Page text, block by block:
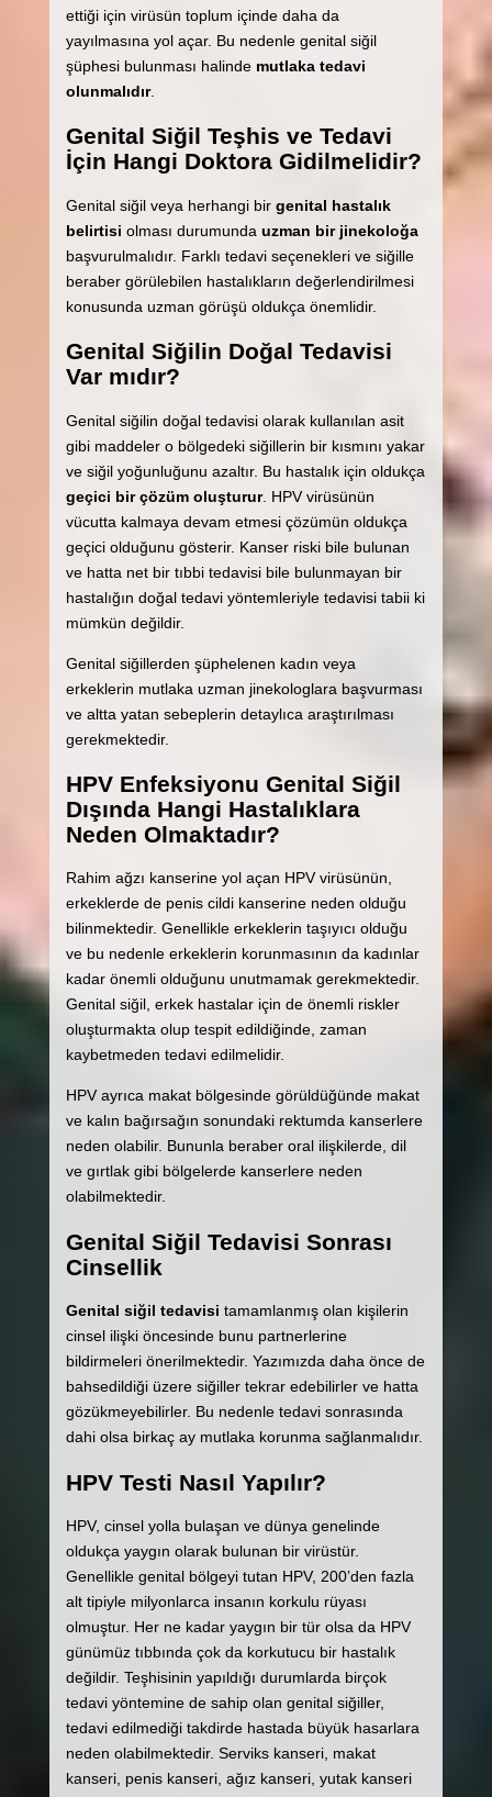
ettiği için virüsün toplum içinde daha da
yayılmasına yol açar. Bu nedenle genital siğil
şüphesi bulunması halinde mutlaka tedavi
olunmalıdır.
Genital Siğil Teşhis ve Tedavi
İçin Hangi Doktora Gidilmelidir?
Genital siğil veya herhangi bir genital hastalık
belirtisi olması durumunda uzman bir jinekoloğa
başvurulmalıdır. Farklı tedavi seçenekleri ve siğille
beraber görülebilen hastalıkların değerlendirilmesi
konusunda uzman görüşü oldukça önemlidir.
Genital Siğilin Doğal Tedavisi
Var mıdır?
Genital siğilin doğal tedavisi olarak kullanılan asit
gibi maddeler o bölgedeki siğillerin bir kısmını yakar
ve siğil yoğunluğunu azaltır. Bu hastalık için oldukça
geçici bir çözüm oluşturur. HPV virüsünün
vücutta kalmaya devam etmesi çözümün oldukça
geçici olduğunu gösterir. Kanser riski bile bulunan
ve hatta net bir tıbbi tedavisi bile bulunmayan bir
hastalığın doğal tedavi yöntemleriyle tedavisi tabii ki
mümkün değildir.
Genital siğillerden şüphelenen kadın veya
erkeklerin mutlaka uzman jinekologlara başvurması
ve altta yatan sebeplerin detaylıca araştırılması
gerekmektedir.
HPV Enfeksiyonu Genital Siğil
Dışında Hangi Hastalıklara
Neden Olmaktadır?
Rahim ağzı kanserine yol açan HPV virüsünün,
erkeklerde de penis cildi kanserine neden olduğu
bilinmektedir. Genellikle erkeklerin taşıyıcı olduğu
ve bu nedenle erkeklerin korunmasının da kadınlar
kadar önemli olduğunu unutmamak gerekmektedir.
Genital siğil, erkek hastalar için de önemli riskler
oluşturmakta olup tespit edildiğinde, zaman
kaybetmeden tedavi edilmelidir.
HPV ayrıca makat bölgesinde görüldüğünde makat
ve kalın bağırsağın sonundaki rektumda kanserlere
neden olabilir. Bununla beraber oral ilişkilerde, dil
ve gırtlak gibi bölgelerde kanserlere neden
olabilmektedir.
Genital Siğil Tedavisi Sonrası
Cinsellik
Genital siğil tedavisi tamamlanmış olan kişilerin
cinsel ilişki öncesinde bunu partnerlerine
bildirmeleri önerilmektedir. Yazımızda daha önce de
bahsedildiği üzere siğiller tekrar edebilirler ve hatta
gözükmeyebilirler. Bu nedenle tedavi sonrasında
dahi olsa birkaç ay mutlaka korunma sağlanmalıdır.
HPV Testi Nasıl Yapılır?
HPV, cinsel yolla bulaşan ve dünya genelinde
oldukça yaygın olarak bulunan bir virüstür.
Genellikle genital bölgeyi tutan HPV, 200’den fazla
alt tipiyle milyonlarca insanın korkulu rüyası
olmuştur. Her ne kadar yaygın bir tür olsa da HPV
günümüz tıbbında çok da korkutucu bir hastalık
değildir. Teşhisinin yapıldığı durumlarda birçok
tedavi yöntemine de sahip olan genital siğiller,
tedavi edilmediği takdirde hastada büyük hasarlara
neden olabilmektedir. Serviks kanseri, makat
kanseri, penis kanseri, ağız kanseri, yutak kanseri